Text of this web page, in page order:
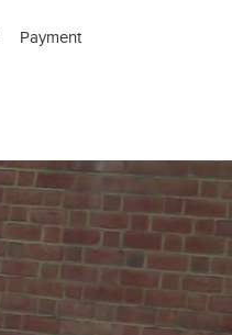
Payment